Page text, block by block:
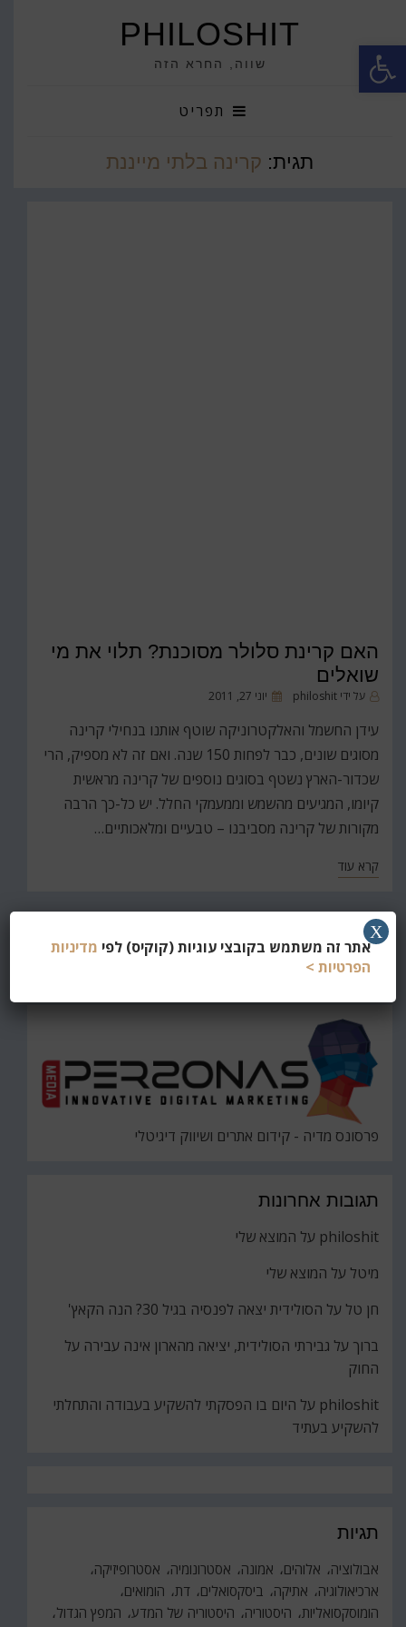
פתח סרגל נגישות PHILOSHIT
שווה, החרא הזה
תפריט
תגית: קרינה בלתי מייננת
האם קרינת סלולר מסוכנת? תלוי את מי
שואלים‎
על ידי philoshit
פורסם
יוני 27, 2011
עידן החשמל והאלקטרוניקה שוטף אותנו בנחילי קרינה
מסוגים שונים, כבר לפחות 150 שנה. ואם זה לא מספיק, הרי
שכדור-הארץ נשטף בסוגים נוספים של קרינה מראשית
קיומו, המגיעים מהשמש וממעמקי החלל. יש כל-כך הרבה
מקורות של קרינה מסביבנו – טבעיים ומלאכותיים…
קרא עוד
חפש
את
פרסונס מדיה - קידום אתרים ושיווק דיגיטלי
תגובות אחרונות
philoshit על המוצא שלי
מיטל על המוצא שלי
חן טל על הסולידית יצאה לפנסיה בגיל 30? הנה הקאץ'
ברוך על גבירתי הסולידית, יציאה מהארון אינה עבירה על
החוק
philoshit על היום בו הפסקתי להשקיע בעבודה והתחלתי
להשקיע בעתיד
תגיות
אבולוציה אלוהים אמונה אסטרונומיה
אסטרופיזיקה
ארכיאולוגיה
אתיקה ביסקסואלים דת הומואים
הומוסקסואליות היסטוריה היסטוריה של המדע המפץ הגדול
אתר זה משתמש בקובצי עוגיות (קוקיס) לפי מדיניות
הפרטיות >
X